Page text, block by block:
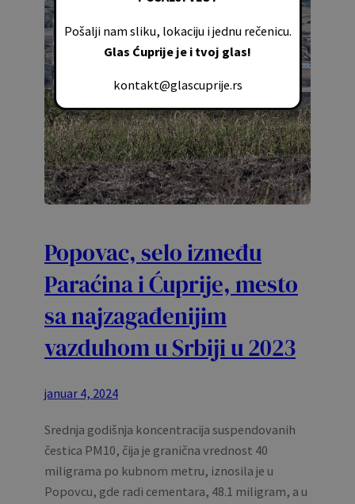
Popovac, selo između
Paraćina i Ćuprije, mesto
sa najzagađenijim
vazduhom u Srbiji u 2023
januar 4, 2024
Srednja godišnja koncentracija suspendovanih
čestica PM10, čija je granična vrednost 40
miligrama po kubnom metru, iznosila je u
Popovcu, gde radi cementara, 48.1 miligram, a u
Pošalji nam sliku, lokaciju i jednu rečenicu.
Glas Ćuprije je i tvoj glas!
kontakt@glascuprije.rs